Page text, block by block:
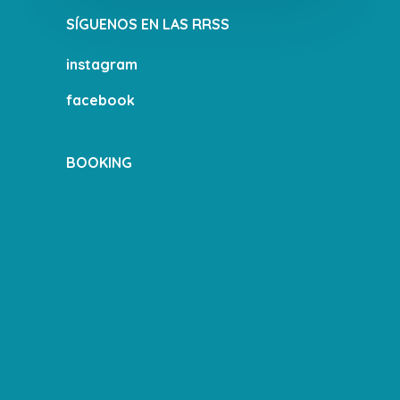
shortcuts
dates.
shortcuts
SÍGUENOS EN LAS RRSS
instagram
facebook
BOOKING